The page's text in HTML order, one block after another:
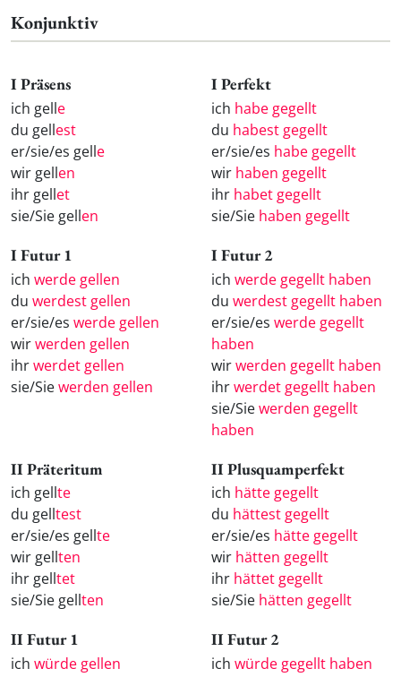
Konjunktiv
I Präsens
ich gelle
du gellest
er/sie/es gelle
wir gellen
ihr gellet
sie/Sie gellen
I Perfekt
ich habe gegellt
du habest gegellt
er/sie/es habe gegellt
wir haben gegellt
ihr habet gegellt
sie/Sie haben gegellt
I Futur 1
ich werde gellen
du werdest gellen
er/sie/es werde gellen
wirwerden gellen
ihrwerdet gellen
sie/Siewerden gellen
I Futur 2
ich werde gegellt haben
du werdest gegellt haben
er/sie/es werde gegellt
haben
wirwerden gegellt haben
ihrwerdet gegellt haben
sie/Siewerden gegellt
haben
II Präteritum
ich gellte
du gelltest
er/sie/es gellte
wir gellten
ihr gelltet
sie/Sie gellten
II Plusquamperfekt
ich hätte gegellt
du hättest gegellt
er/sie/es hätte gegellt
wir hätten gegellt
ihr hättet gegellt
sie/Sie hätten gegellt
II Futur 1
ich würde gellen
II Futur 2
ich würde gegellt haben